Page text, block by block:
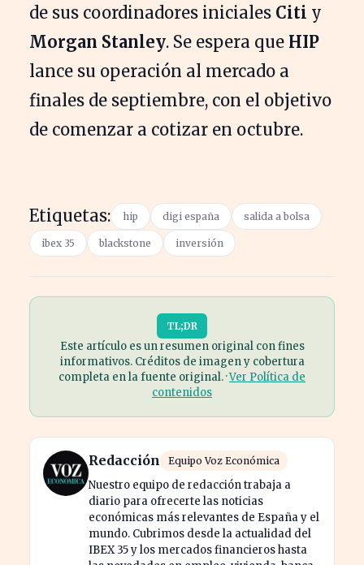
de sus coordinadores iniciales Citi y
Morgan Stanley. Se espera que HIP
lance su operación al mercado a
finales de septiembre, con el objetivo
de comenzar a cotizar en octubre.
Etiquetas: hip digi españa salida a bolsa
ibex 35 blackstone inversión
TL;DR
Este artículo es un resumen original con fines
informativos. Créditos de imagen y cobertura
completa en la fuente original. ·Ver Política de
contenidos
Redacción Equipo Voz Económica
Nuestro equipo de redacción trabaja a
diario para ofrecerte las noticias
económicas más relevantes de España y el
mundo. Cubrimos desde la actualidad del
IBEX 35 y los mercados financieros hasta